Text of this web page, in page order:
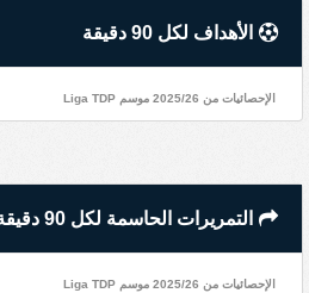
الأهداف لكل 90 دقيقة
الإحصائيات من 2025/26 موسم Liga TDP
التمريرات الحاسمة لكل 90 دقيقة
الإحصائيات من 2025/26 موسم Liga TDP